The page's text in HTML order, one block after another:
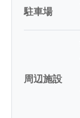
駐車場
周辺施設